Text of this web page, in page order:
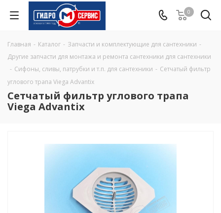
0
Главная - Каталог - Запчасти и комплектующие для сантехники -
Другие запчасти для монтажа и ремонта сантехники для сантехники
- Сифоны, сливы, патрубки и т.п. для сантехники - Сетчатый фильтр
углового трапа Viega Advantix
Сетчатый фильтр углового трапа
Viega Advantix